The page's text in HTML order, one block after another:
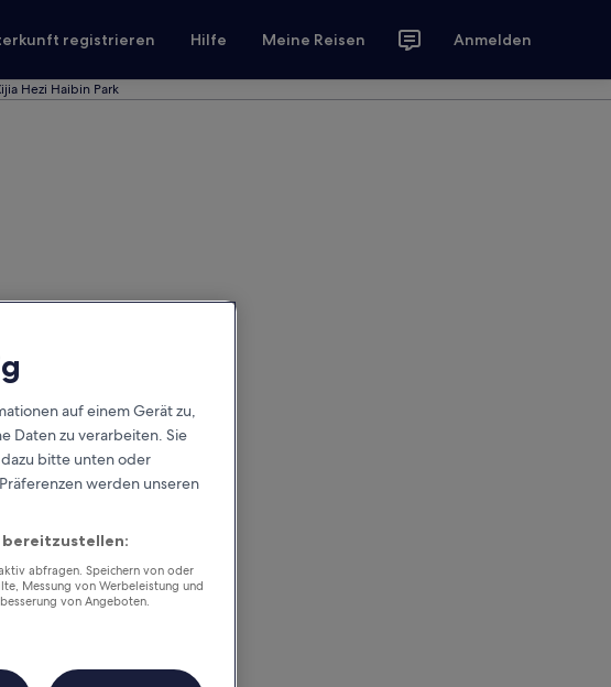
registrieren Hilfe Meine Reisen Anmelden
Hezi Haibin Park
auf einem Gerät zu,
Daten zu verarbeiten. Sie
bitte unten oder
werden unseren
bereitzustellen:
abfragen. Speichern von oder
Messung von Werbeleistung und
von Angeboten.